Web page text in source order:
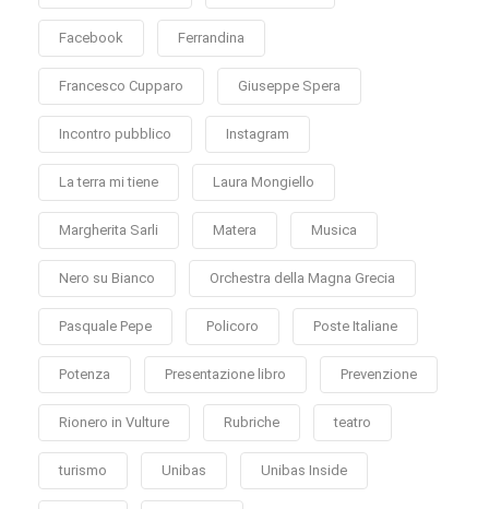
Facebook Ferrandina
Francesco Cupparo Giuseppe Spera
Incontro pubblico Instagram
La terra mi tiene Laura Mongiello
Margherita Sarli Matera Musica
Nero su Bianco Orchestra della Magna Grecia
Pasquale Pepe Policoro Poste Italiane
Potenza Presentazione libro Prevenzione
Rionero in Vulture Rubriche teatro
turismo Unibas Unibas Inside